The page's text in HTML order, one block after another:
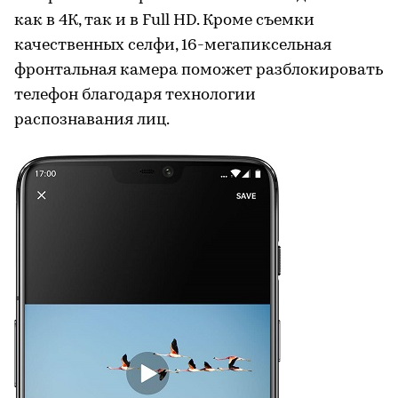
как в 4К, так и в Full HD. Кроме съемки
качественных селфи, 16-мегапиксельная
фронтальная камера поможет разблокировать
телефон благодаря технологии
распознавания лиц.